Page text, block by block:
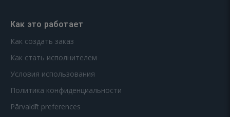
Как это работает
Как создать заказ
Как стать исполнителем
Условия использования
Политика конфиденциальности
Pārvaldīt preferences